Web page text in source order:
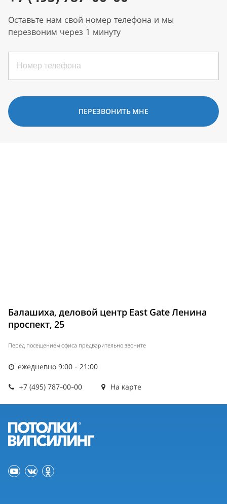
Оставьте нам свой номер телефона и мы
перезвоним через 1 минуту
ПЕРЕЗВОНИТЬ МНЕ
Балашиха, деловой центр East Gate Ленина
проспект, 25
Перед посещением офиса предварительно звоните
ежедневно 9:00 - 21:00
+7 (495) 787-00-00 На карте